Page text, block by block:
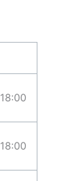
18:00
18:00